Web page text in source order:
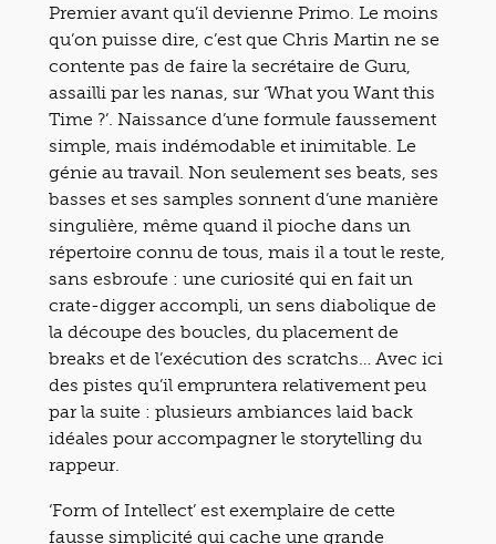
Premier avant qu’il devienne Primo. Le moins
qu’on puisse dire, c’est que Chris Martin ne se
contente pas de faire la secrétaire de Guru,
assailli par les nanas, sur ‘What you Want this
Time ?’. Naissance d’une formule faussement
simple, mais indémodable et inimitable. Le
génie au travail. Non seulement ses beats, ses
basses et ses samples sonnent d’une manière
singulière, même quand il pioche dans un
répertoire connu de tous, mais il a tout le reste,
sans esbroufe : une curiosité qui en fait un
crate-digger accompli, un sens diabolique de
la découpe des boucles, du placement de
breaks et de l’exécution des scratchs… Avec ici
des pistes qu’il empruntera relativement peu
par la suite : plusieurs ambiances laid back
idéales pour accompagner le storytelling du
rappeur.
‘Form of Intellect’ est exemplaire de cette
fausse simplicité qui cache une grande